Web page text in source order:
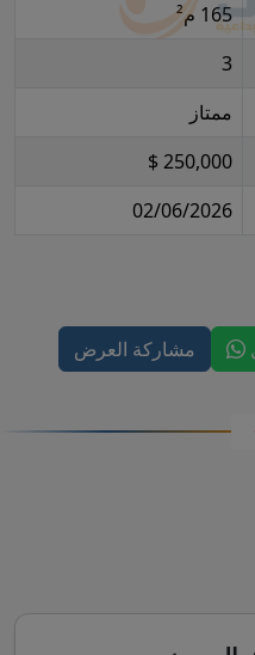
165 م²
3
ممتاز
250,000 $
02/06/2026
مشاركة العرض